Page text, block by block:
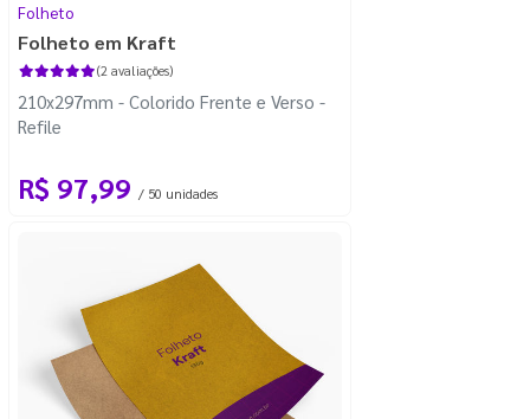
Folheto
Folheto em Kraft
(2 avaliações)
210x297mm - Colorido Frente e Verso -
Refile
R$ 97,99 / 50 unidades